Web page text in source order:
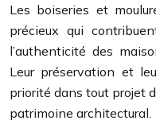
Les boiseries et
précieux qui
l’authenticité des
Leur préservation et
priorité dans tout projet
patrimoine architectural.